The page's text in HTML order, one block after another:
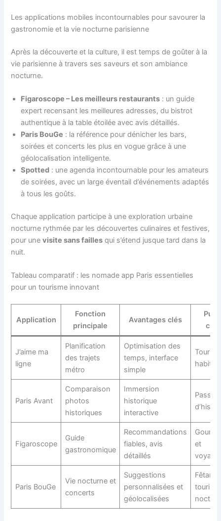
Les applications mobiles incontournables pour savourer la
gastronomie et la vie nocturne parisienne
Après la découverte et la culture, il est temps de goûter à la
vie parisienne à travers ses saveurs et son ambiance
nocturne.
Figaroscope – Les meilleurs restaurants : un guide
expert recensant les meilleures adresses, du bistrot
authentique à la table étoilée avec avis détaillés.
Paris BouGe : la référence pour dénicher les bars,
soirées et concerts les plus en vogue grâce à une
géolocalisation intelligente.
Spotted : une agenda incontournable pour les amateurs
de soirées, avec un large éventail d’événements adaptés
à tous les goûts.
Chaque application participe à une exploration urbaine
nocturne rythmée par les découvertes culinaires et festives,
pour unevisite sans failles qui s’étend jusque tard dans la
nuit.
Tableau comparatif : les nomade app Paris essentielles
pour un tourisme innovant
Application
Fonction
principale
Avantages clés
J’aime ma
ligne
Planification
des trajets
métro
Optimisation des
temps, interface
simple
Paris Avant
Comparaison
photos
historiques
Immersion
historique
interactive
Figaroscope
Guide
gastronomique
Recommandations
fiables, avis
détaillés
et
Paris BouGe
Vie nocturne et
concerts
Suggestions
personnalisées et
géolocalisées